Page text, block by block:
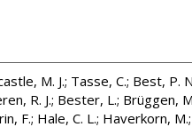
M. J.; Tasse, C.; Best, P.
R. J.; Bester, L.; Brüggen,
F.; Hale, C. L.; Haverkorn, M.;